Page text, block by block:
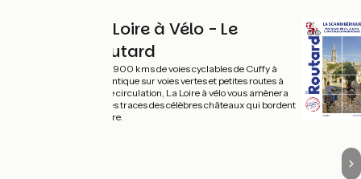
La Loire à Vélo - Le
Routard
Avec 900 kms de voies cyclables de Cuffy à
l'Atlantique sur voies vertes et petites routes à
faible circulation, La Loire à vélo vous amènera
sur les traces des célèbres châteaux qui bordent
la Loire.